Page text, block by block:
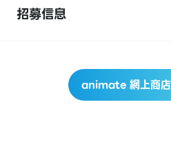
招募信息
animate 網上商店